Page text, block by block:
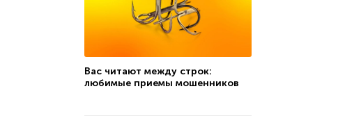
Вас читают между строк:
любимые приемы мошенников